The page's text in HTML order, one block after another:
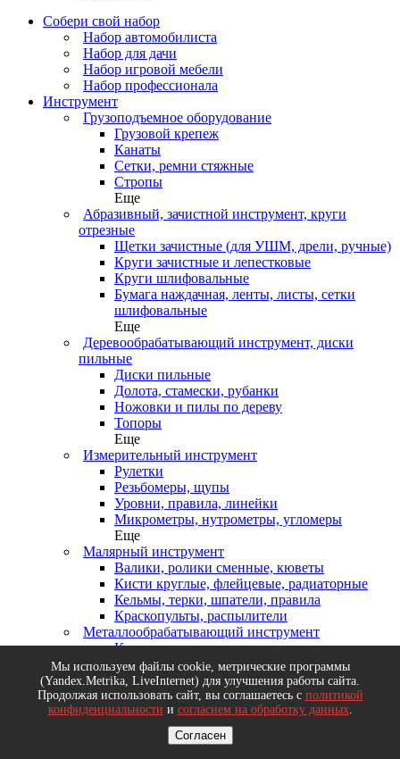
Собери свой набор
Набор автомобилиста
Набор для дачи
Набор игровой мебели
Набор профессионала
Инструмент
Грузоподъемное оборудование
Грузовой крепеж
Канаты
Сетки, ремни стяжные
Стропы
Еще
Абразивный, зачистной инструмент, круги
отрезные
Щетки зачистные (для УШМ, дрели, ручные)
Круги зачистные и лепестковые
Круги шлифовальные
Бумага наждачная, ленты, листы, сетки
шлифовальные
Еще
Деревообрабатывающий инструмент, диски
пильные
Диски пильные
Долота, стамески, рубанки
Ножовки и пилы по дереву
Топоры
Еще
Измерительный инструмент
Рулетки
Резьбомеры, щупы
Уровни, правила, линейки
Микрометры, нутрометры, угломеры
Еще
Малярный инструмент
Валики, ролики сменные, кюветы
Кисти круглые, флейцевые, радиаторные
Кельмы, терки, шпатели, правила
Краскопульты, распылители
Металлообрабатывающий инструмент
Круги отрезные
Метчики, плашки, клуппы
Напильники, надфили, ножовки
Резцы, твердосплавные пластины
Еще
Алмазный инструмент. Буры по бетону
Коронки по бетону
Мы используем файлы cookie, метрические программы
(Yandex.Metrika, LiveInternet) для улучшения работы сайта.
Продолжая использовать сайт, вы соглашаетесь с политикой
конфиденциальности и согласием на обработку данных.
Согласен